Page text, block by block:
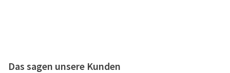
Das sagen unsere Kunden